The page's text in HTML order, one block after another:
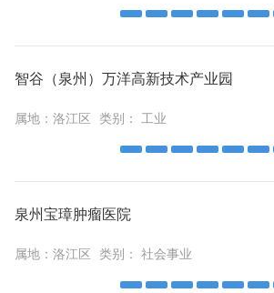
智谷（泉州）万洋高新技术产业园
属地： 洛江区 类别： 工业
泉州宝璋肿瘤医院
属地： 洛江区 类别： 社会事业